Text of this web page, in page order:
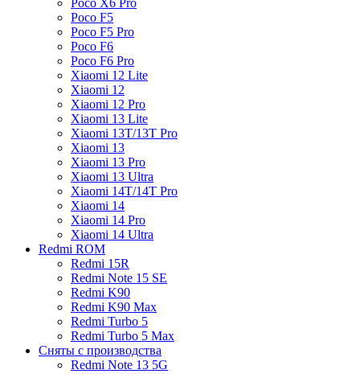
Poco F5
Poco F5 Pro
Poco F6
Poco F6 Pro
Xiaomi 12 Lite
Xiaomi 12
Xiaomi 12 Pro
Xiaomi 13 Lite
Xiaomi 13T/13T Pro
Xiaomi 13
Xiaomi 13 Pro
Xiaomi 13 Ultra
Xiaomi 14T/14T Pro
Xiaomi 14
Xiaomi 14 Pro
Xiaomi 14 Ultra
Redmi ROM
Redmi 15R
Redmi Note 15 SE
Redmi K90
Redmi K90 Max
Redmi Turbo 5
Redmi Turbo 5 Max
Сняты с производства
Redmi Note 13 5G